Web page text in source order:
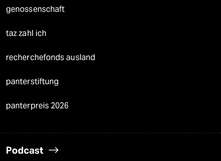
genossenschaft
taz zahl ich
recherchefonds ausland
panterstiftung
panterpreis 2026
Podcast